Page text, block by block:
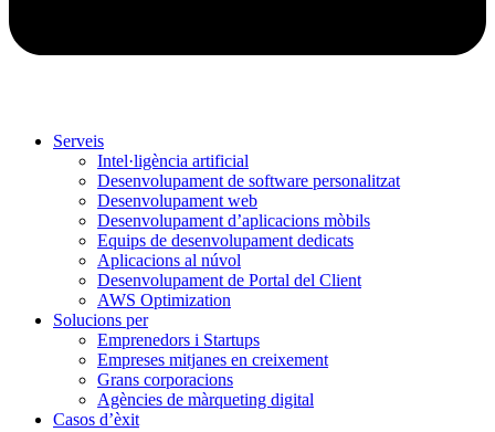
Serveis
Intel·ligència artificial
Desenvolupament de software personalitzat
Desenvolupament web
Desenvolupament d’aplicacions mòbils
Equips de desenvolupament dedicats
Aplicacions al núvol
Desenvolupament de Portal del Client
AWS Optimization
Solucions per
Emprenedors i Startups
Empreses mitjanes en creixement
Grans corporacions
Agències de màrqueting digital
Casos d’èxit